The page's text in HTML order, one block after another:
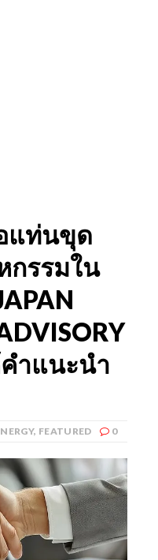
อแท่นขุด
กรรมใน
คำแนะนำ
, FEATURED 0